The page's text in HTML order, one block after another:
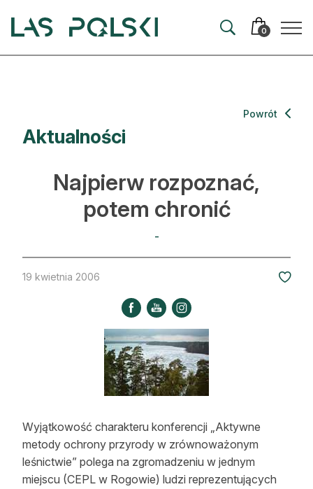
0
Artykuły
Hodowla lasu
Ochrona lasu
Nowe technologie
Kultura i historia
Strefa eksperta
Leśnik na zakupach
Z zagranicy
Edukacja
Aktualności
Powrót
Najpierw rozpoznać,
potem chronić
-
19 kwietnia 2006
Wyjątkowość charakteru konferencji „Aktywne
metody ochrony przyrody w zrównoważonym
leśnictwie” polega na zgromadzeniu w jednym
miejscu (CEPL w Rogowie) ludzi reprezentujących